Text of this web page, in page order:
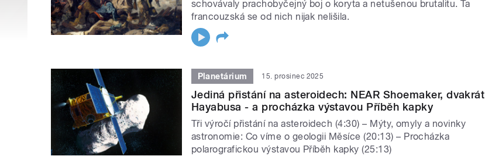
schovávaly prachobyčejný boj o koryta a netušenou brutalitu. Ta
francouzská se od nich nijak nelišila.
Planetárium 15. prosinec 2025
Jediná přistání na asteroidech: NEAR Shoemaker, dvakrát
Hayabusa - a procházka výstavou Příběh kapky
Tři výročí přistání na asteroidech (4:30) – Mýty, omyly a novinky
astronomie: Co víme o geologii Měsíce (20:13) – Procházka
polarografickou výstavou Příběh kapky (25:13)